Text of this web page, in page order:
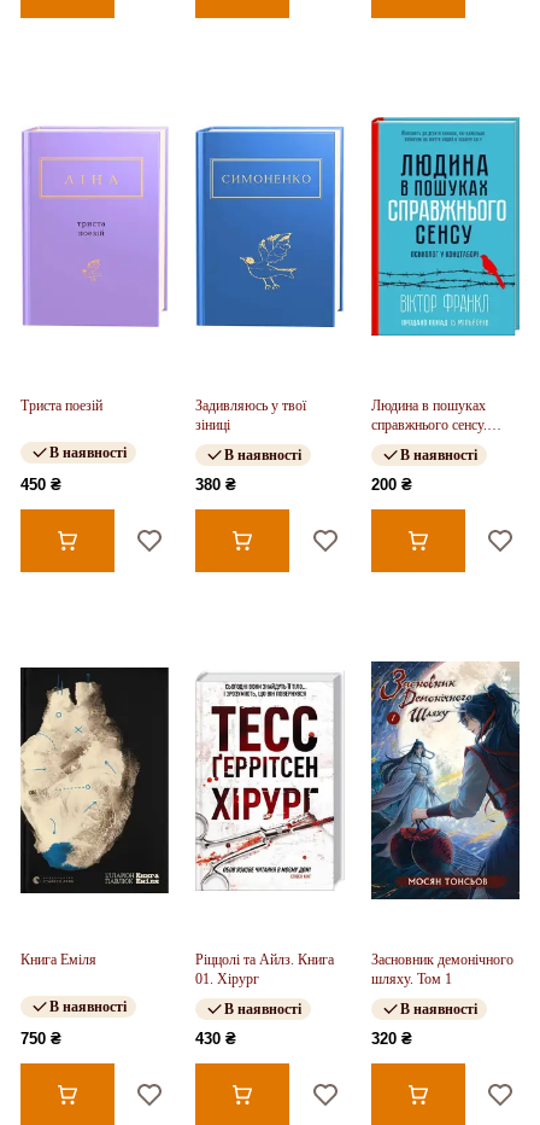
Триста поезій
В наявності
450 ₴
Задивляюсь у твої
зіниці
В наявності
380 ₴
Людина в пошуках
справжнього сенсу.
Психолог у концтаборі
В наявності
200 ₴
Книга Еміля
В наявності
750 ₴
Ріццолі та Айлз. Книга
01. Хірург
В наявності
430 ₴
Засновник демонічного
шляху. Том 1
В наявності
320 ₴